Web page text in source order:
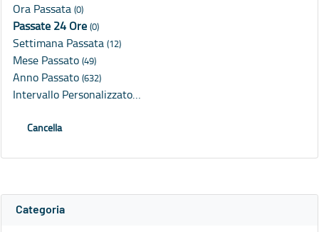
Ora Passata (0)
Passate 24 Ore (0)
Settimana Passata (12)
Mese Passato (49)
Anno Passato (632)
Intervallo Personalizzato…
Cancella
Categoria